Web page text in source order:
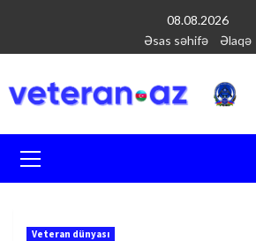
содержимому
08.08.2026
Əsas səhifə
Əlaqə
меню
Veteran dünyası